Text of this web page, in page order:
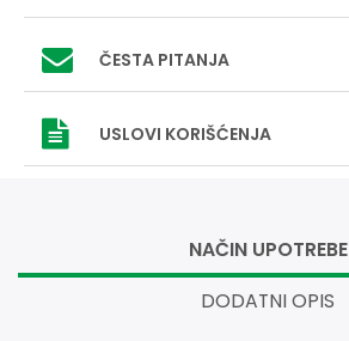
ČESTA PITANJA
USLOVI KORIŠĆENJA
NAČIN UPOTREBE
DODATNI OPIS